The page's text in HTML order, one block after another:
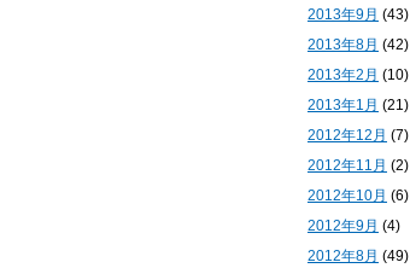
2013年9月 (43)
2013年8月 (42)
2013年2月 (10)
2013年1月 (21)
2012年12月 (7)
2012年11月 (2)
2012年10月 (6)
2012年9月 (4)
2012年8月 (49)